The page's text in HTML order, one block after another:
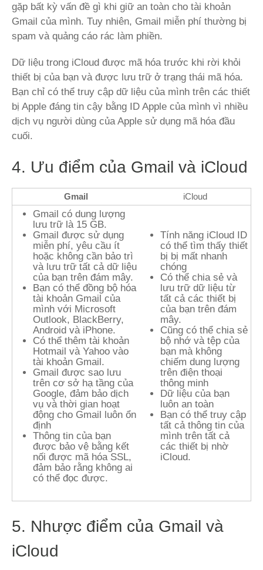
gặp bất kỳ vấn đề gì khi giữ an toàn cho tài khoản
Gmail của mình. Tuy nhiên, Gmail miễn phí thường bị
spam và quảng cáo rác làm phiền.
Dữ liệu trong iCloud được mã hóa trước khi rời khỏi
thiết bị của bạn và được lưu trữ ở trạng thái mã hóa.
Bạn chỉ có thể truy cập dữ liệu của mình trên các thiết
bị Apple đáng tin cậy bằng ID Apple của mình vì nhiều
dịch vụ người dùng của Apple sử dụng mã hóa đầu
cuối.
4. Ưu điểm của Gmail và iCloud
Gmail iCloud
Gmail có dung lượng
lưu trữ là 15 GB.
Gmail được sử dụng
miễn phí, yêu cầu ít
hoặc không cần bảo trì
và lưu trữ tất cả dữ liệu
của bạn trên đám mây.
Bạn có thể đồng bộ hóa
tài khoản Gmail của
mình với Microsoft
Outlook, BlackBerry,
Android và iPhone.
Có thể thêm tài khoản
Hotmail và Yahoo vào
tài khoản Gmail.
Gmail được sao lưu
trên cơ sở hạ tầng của
Google, đảm bảo dịch
vụ và thời gian hoạt
động cho Gmail luôn ổn
định
Thông tin của bạn
được bảo vệ bằng kết
nối được mã hóa SSL,
đảm bảo rằng không ai
có thể đọc được.
Tính năng iCloud ID
có thể tìm thấy thiết
bị bị mất nhanh
chóng
Có thể chia sẻ và
lưu trữ dữ liệu từ
tất cả các thiết bị
của bạn trên đám
mây.
Cũng có thể chia sẻ
bộ nhớ và tệp của
bạn mà không
chiếm dung lượng
trên điện thoại
thông minh
Dữ liệu của bạn
luôn an toàn
Bạn có thể truy cập
tất cả thông tin của
mình trên tất cả
các thiết bị nhờ
iCloud.
5. Nhược điểm của Gmail và
iCloud